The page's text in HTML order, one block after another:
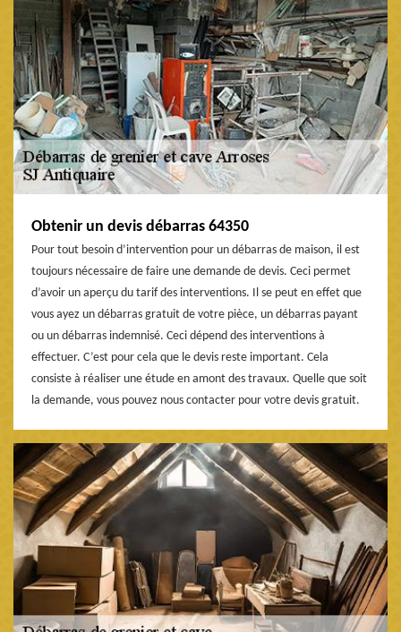
Obtenir un devis débarras 64350
Pour tout besoin d’intervention pour un débarras de maison, il est
toujours nécessaire de faire une demande de devis. Ceci permet
d’avoir un aperçu du tarif des interventions. Il se peut en effet que
vous ayez un débarras gratuit de votre pièce, un débarras payant
ou un débarras indemnisé. Ceci dépend des interventions à
effectuer. C’est pour cela que le devis reste important. Cela
consiste à réaliser une étude en amont des travaux. Quelle que soit
la demande, vous pouvez nous contacter pour votre devis gratuit.